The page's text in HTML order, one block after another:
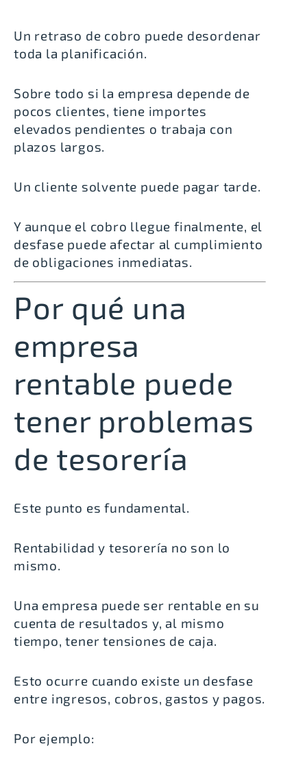
Un retraso de cobro puede desordenar
toda la planificación.
Sobre todo si la empresa depende de
pocos clientes, tiene importes
elevados pendientes o trabaja con
plazos largos.
Un cliente solvente puede pagar tarde.
Y aunque el cobro llegue finalmente, el
desfase puede afectar al cumplimiento
de obligaciones inmediatas.
Por qué una
empresa
rentable puede
tener problemas
de tesorería
Este punto es fundamental.
Rentabilidad y tesorería no son lo
mismo.
Una empresa puede ser rentable en su
cuenta de resultados y, al mismo
tiempo, tener tensiones de caja.
Esto ocurre cuando existe un desfase
entre ingresos, cobros, gastos y pagos.
Por ejemplo: